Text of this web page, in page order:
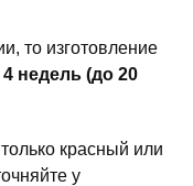
то изготовление
недель (до 20
красный или
у